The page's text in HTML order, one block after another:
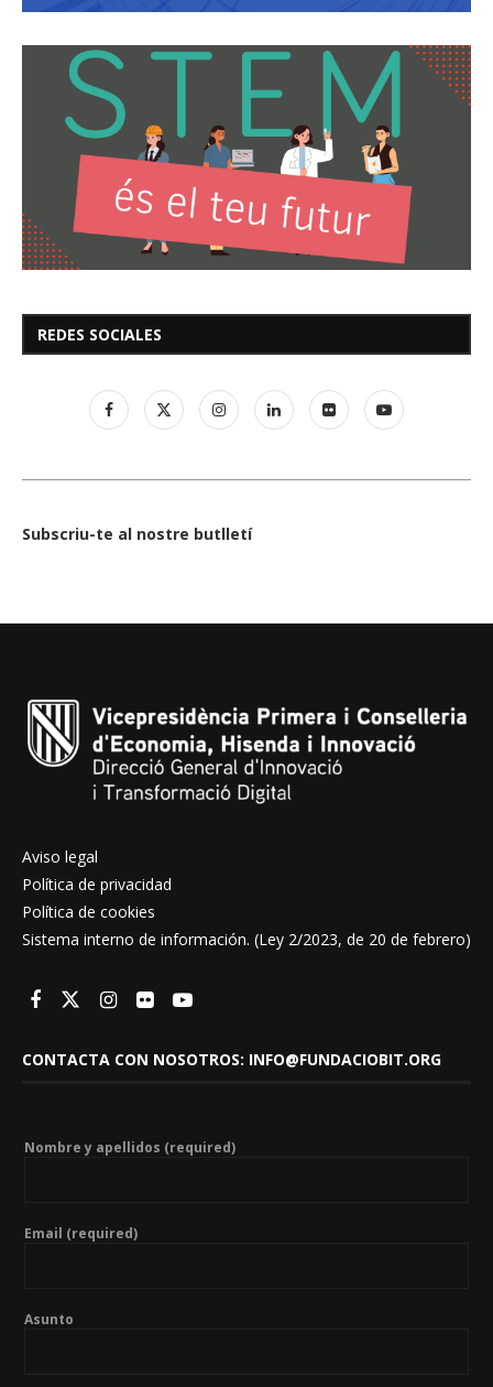
REDES SOCIALES
Subscriu-te al nostre butlletí
Aviso legal
Política de privacidad
Política de cookies
Sistema interno de información. (Ley 2/2023, de 20 de febrero)
CONTACTA CON NOSOTROS: INFO@FUNDACIOBIT.ORG
Nombre y apellidos (required)
Email (required)
Asunto